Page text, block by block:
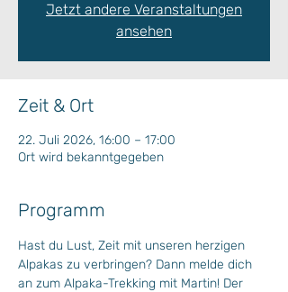
Jetzt andere Veranstaltungen
ansehen
Zeit & Ort
22. Juli 2026, 16:00 – 17:00
Ort wird bekanntgegeben
Programm
Hast du Lust, Zeit mit unseren herzigen
Alpakas zu verbringen? Dann melde dich
an zum Alpaka-Trekking mit Martin! Der